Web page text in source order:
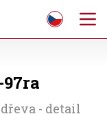
- detail